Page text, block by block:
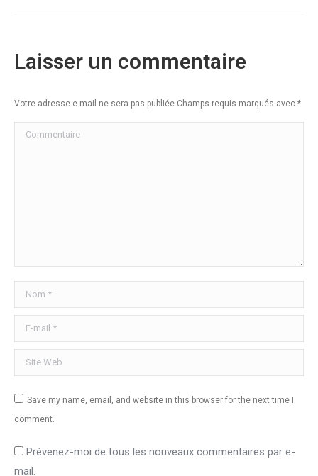
Laisser un commentaire
Votre adresse e-mail ne sera pas publiée Champs requis marqués avec *
Commentaire
Nom *
E-mail *
Site Web
Save my name, email, and website in this browser for the next time I
comment.
Prévenez-moi de tous les nouveaux commentaires par e-
mail.